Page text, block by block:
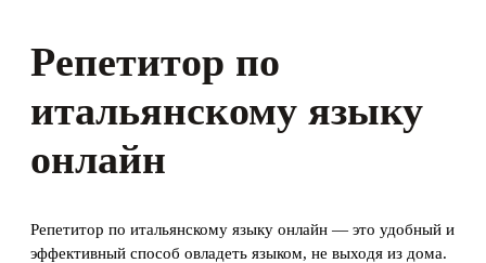
Репетитор по
итальянскому языку
онлайн
Репетитор по итальянскому языку онлайн — это удобный и
эффективный способ овладеть языком, не выходя из дома.